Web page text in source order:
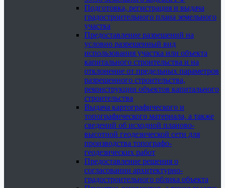
Подготовка, регистрация и выдача
градостроительного плана земельного
участка
Предоставление разрешений на
условно разрешенный вид
использования участка или объекта
капитального строительства и на
отклонение от предельных параметров
разрешенного строительства,
реконструкции объектов капитального
строительства
Выдача картографического и
топографического материала, а также
сведений об исходной планово-
высотной геодезической сети для
производства топографо-
геодезических работ
Предоставление решения о
согласовании архитектурно-
градостроительного облика объекта